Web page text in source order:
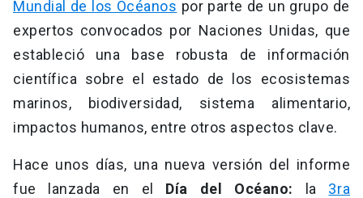
Mundial de los Océanos por parte de un grupo de
expertos convocados por Naciones Unidas, que
estableció una base robusta de información
científica sobre el estado de los ecosistemas
marinos, biodiversidad, sistema alimentario,
impactos humanos, entre otros aspectos clave.
Hace unos días, una nueva versión del informe
fue lanzada en el Día del Océano: la 3ra